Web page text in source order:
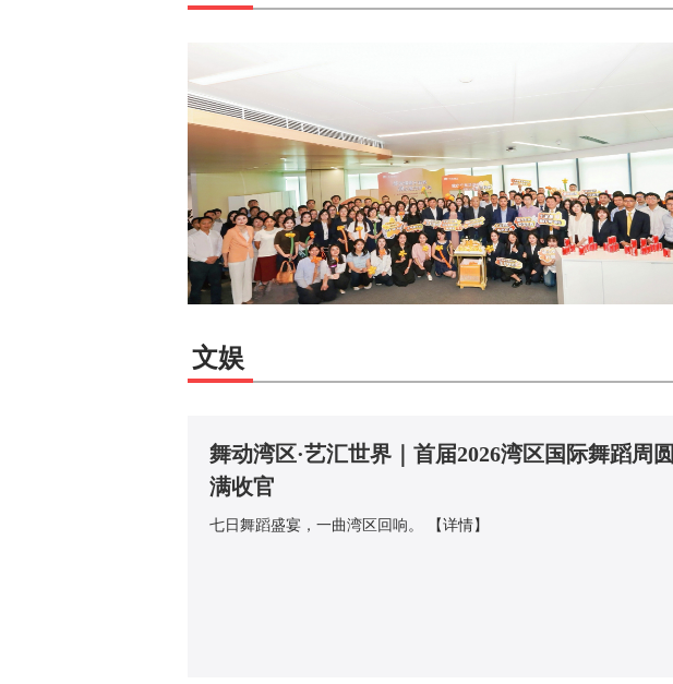
文娱
舞动湾区·艺汇世界｜首届2026湾区国际舞蹈周圆
满收官
七日舞蹈盛宴，一曲湾区回响。 【详情】